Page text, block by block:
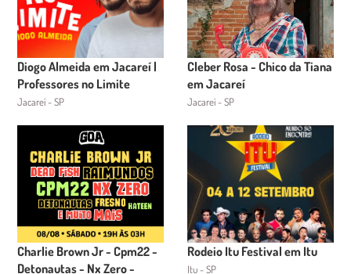
Diogo Almeida em Jacareí |
Professores no Limite
Jacareí - SP
Cleber Rosa - Chico da Tiana
em Jacareí
Jacareí - SP
Charlie Brown Jr - Cpm22 -
Detonautas - Nx Zero -
Rodeio Itu Festival em Itu
Itu - SP